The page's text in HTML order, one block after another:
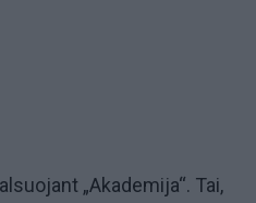
„Akademija“. Tai,